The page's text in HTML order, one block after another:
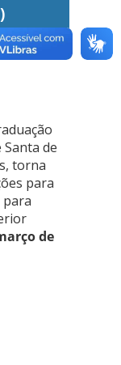
Santa de
torna
para
para
de